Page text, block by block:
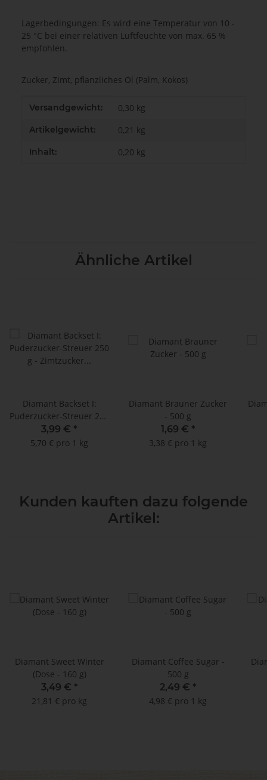
Lagerbedingungen: Es wird eine Temperatur von 10 -
25 °C bei einer relativen Luftfeuchte von max. 65 %
empfohlen.
Zucker, Zimt, pflanzliches Öl (Palm, Kokos)
Produkteigenschaft
Wert
Versandgewicht: 0,30 kg
Artikelgewicht: 0,21 kg
Inhalt: 0,20 kg
Ähnliche Artikel
Diamant Backset I:
Puderzucker-Streuer 250
g - Zimtzucker 200 g -
Glasurzucker 250 g
3,99 € *
5,70 € pro 1 kg
Diamant Brauner Zucker
- 500 g
1,69 € *
3,38 € pro 1 kg
Kunden kauften dazu folgende
Artikel:
Diamant Sweet Winter
(Dose - 160 g)
3,49 € *
21,81 € pro kg
Diamant Coffee Sugar -
500 g
2,49 € *
4,98 € pro 1 kg